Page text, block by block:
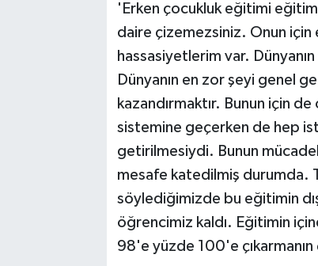
'Erken çocukluk eğitimi
daire çizemezsiniz. Onun
hassasiyetlerim var.
Dünyanın en zor şeyi genel
kazandırmaktır. Bunun için
sistemine geçerken de hep
getirilmesiydi. Bunun
mesafe katedilmiş durumda.
söylediğimizde bu eğitimin
öğrencimiz kaldı. Eğitimin
98'e yüzde 100'e